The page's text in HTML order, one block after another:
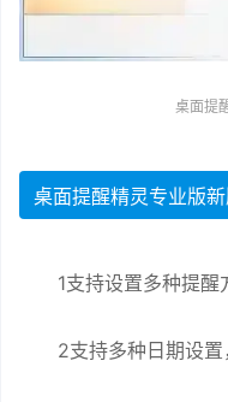
桌面提
桌面提醒精灵专业版新
1支持设置多种提醒
2支持多种日期设置